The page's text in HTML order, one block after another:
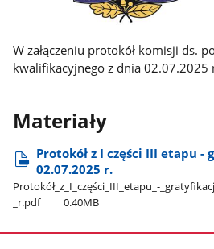
W załączeniu protokół komisji ds.
kwalifikacyjnego z dnia 02.07.2025
Materiały
Protokół z I części III etapu
02.07.2025 r.
Protokół​_z​_I​_części​_III​_etapu​_-​
_r.pdf
0.40MB